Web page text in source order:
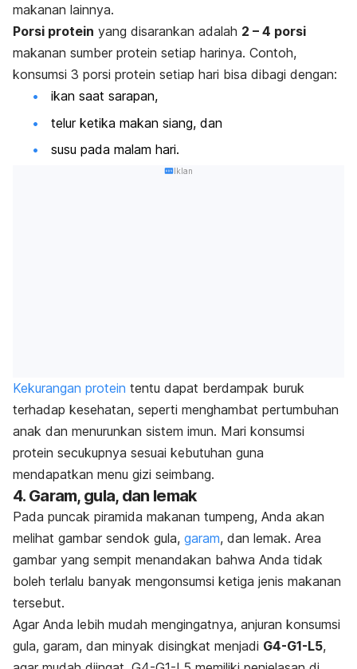
makanan lainnya.
Porsi protein yang disarankan adalah 2 – 4 porsi
makanan sumber protein setiap harinya. Contoh,
konsumsi 3 porsi protein setiap hari bisa dibagi dengan:
ikan saat sarapan,
telur ketika makan siang, dan
susu pada malam hari.
Iklan
Kekurangan protein tentu dapat berdampak buruk
terhadap kesehatan, seperti menghambat pertumbuhan
anak dan menurunkan sistem imun. Mari konsumsi
protein secukupnya sesuai kebutuhan guna
mendapatkan menu gizi seimbang.
4. Garam, gula, dan lemak
Pada puncak piramida makanan tumpeng, Anda akan
melihat gambar sendok gula, garam, dan lemak. Area
gambar yang sempit menandakan bahwa Anda tidak
boleh terlalu banyak mengonsumsi ketiga jenis makanan
tersebut.
Agar Anda lebih mudah mengingatnya, anjuran konsumsi
gula, garam, dan minyak disingkat menjadi G4-G1-L5,